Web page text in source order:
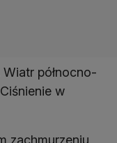
północno-
w
zachmurzeniu